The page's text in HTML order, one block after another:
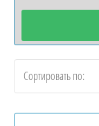
Сортировать по: